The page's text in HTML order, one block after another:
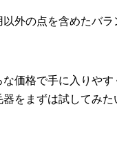
外の点を含めたバ
価格で手に入りや
をまずは試してみた